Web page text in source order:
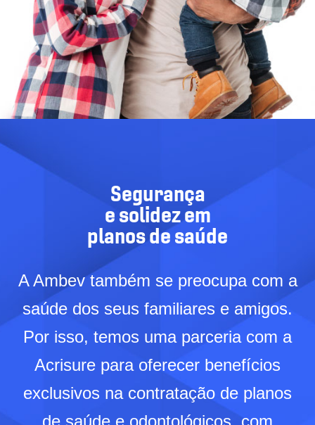
Segurança
e solidez em
planos de saúde
A Ambev também se preocupa com a
saúde dos seus familiares e amigos.
Por isso, temos uma parceria com a
Acrisure para oferecer benefícios
exclusivos na contratação de planos
de saúde e odontológicos, com